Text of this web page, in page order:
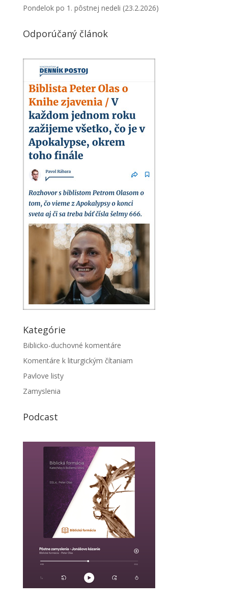
Pondelok po 1. pôstnej nedeli (23.2.2026)
Odporúčaný článok
Kategórie
Biblicko-duchovné komentáre
Komentáre k liturgickým čítaniam
Pavlove listy
Zamyslenia
Podcast